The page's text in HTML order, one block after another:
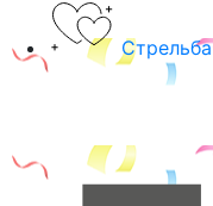
Стрельба